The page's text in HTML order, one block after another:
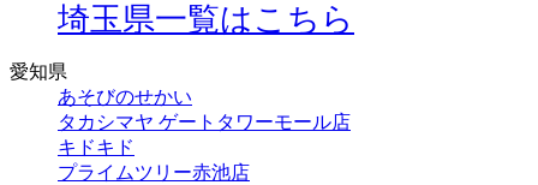
埼玉県一覧はこちら
愛知県
あそびのせかい
タカシマヤ ゲートタワーモール店
キドキド
プライムツリー赤池店